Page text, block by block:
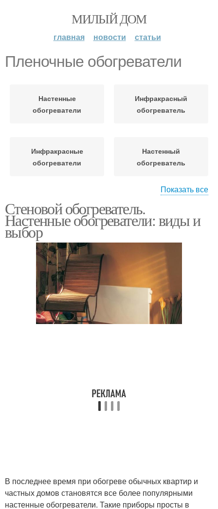
МИЛЫЙ ДОМ
главная новости статьи
Пленочные обогреватели
Настенные
обогреватели
Инфракрасный
обогреватель
Инфракрасные
обогреватели
Настенный
обогреватель
Электрические
обогреватели
Показать все
Стеновой обогреватель.
Настенные обогреватели: виды и
выбор
В последнее время при обогреве обычных квартир и
частных домов становятся все более популярными
настенные обогреватели. Такие приборы просты в